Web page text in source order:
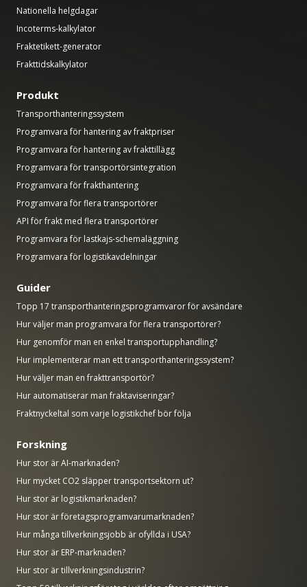
Nationella helgdagar
Incoterms-kalkylator
Fraktetikett-generator
Frakttidskalkylator
Produkt
Transporthanteringssystem
Programvara för hantering av fraktpriser
Programvara för hantering av frakttillägg
Programvara för transportörsintegration
Programvara för frakthantering
Programvara för flera transportörer
API för frakt med flera transportörer
Programvara för lastkajs-schemaläggning
Programvara för logistikavdelningar
Guider
Topp 17 transporthanteringsprogramvaror för avsändare
Hur väljer man programvara för flera transportörer?
Hur genomför man en enkel transportupphandling?
Hur implementerar man ett transporthanteringssystem?
Hur väljer man en frakttransportör?
Hur automatiserar man fraktaviseringar?
Fraktnyckeltal som varje logistikchef bör följa
Forskning
Hur stor är AI-marknaden?
Hur mycket CO2 släpper transportsektorn ut?
Hur stor är logistikmarknaden?
Hur stor är företagsprogramvarumarknaden?
Hur många tillverkningsjobb är ofyllda i USA?
Hur stor är ERP-marknaden?
Hur stor är tillverkningsindustrin?